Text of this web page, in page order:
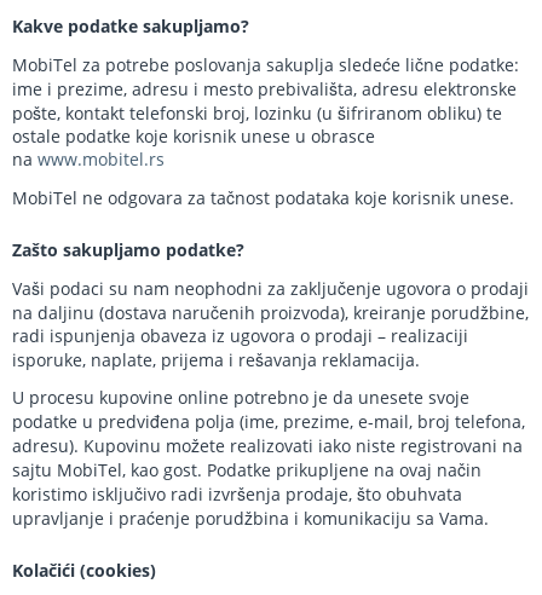
Kakve podatke sakupljamo?
MobiTel za potrebe poslovanja sakuplja sledeće lične podatke:
ime i prezime, adresu i mesto prebivališta, adresu elektronske
pošte, kontakt telefonski broj, lozinku (u šifriranom obliku) te
ostale podatke koje korisnik unese u obrasce
na www.mobitel.rs
MobiTel ne odgovara za tačnost podataka koje korisnik unese.
Zašto sakupljamo podatke?
Vaši podaci su nam neophodni za zaključenje ugovora o prodaji
na daljinu (dostava naručenih proizvoda), kreiranje porudžbine,
radi ispunjenja obaveza iz ugovora o prodaji – realizaciji
isporuke, naplate, prijema i rešavanja reklamacija.
U procesu kupovine online potrebno je da unesete svoje
podatke u predviđena polja (ime, prezime, e-mail, broj telefona,
adresu). Kupovinu možete realizovati iako niste registrovani na
sajtu MobiTel, kao gost. Podatke prikupljene na ovaj način
koristimo isključivo radi izvršenja prodaje, što obuhvata
upravljanje i praćenje porudžbina i komunikaciju sa Vama.
Kolačići (cookies)